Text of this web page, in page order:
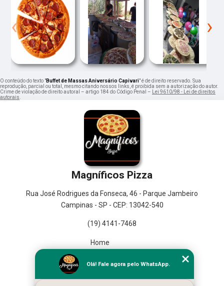
‹ ›
O conteúdo do texto "Buffet de Massas Aniversário Capivari" é de direito reservado. Sua
reprodução, parcial ou total, mesmo citando nossos links, é proibida sem a autorização do autor.
Crime de violação de direito autoral – artigo 184 do Código Penal –
Lei 9610/98 - Lei de direitos
autorais
Magníficos Pizza
Rua José Rodrigues da Fonseca, 46 - Parque Jambeiro
Campinas - SP - CEP: 13042-540
(19) 4141-7468
Home
Missão
Olá! Fale agora pelo WhatsApp.